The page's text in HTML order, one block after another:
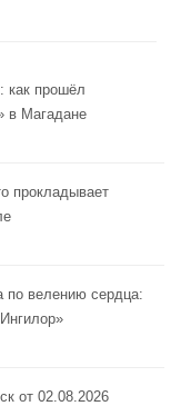
как прошёл
в Магадане
прокладывает
по велению сердца:
от 02.08.2026